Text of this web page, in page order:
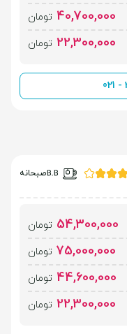
40,700,000 تومان
22,300,000 تومان
021
صبحانه
54,300,000 تومان
75,000,000 تومان
44,600,000 تومان
22,300,000 تومان